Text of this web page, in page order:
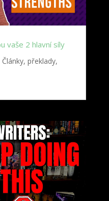
vaše 2 hlavní síly
Články, překlady,